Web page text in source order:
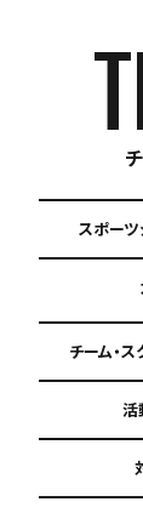
スポーツ
チーム・
活